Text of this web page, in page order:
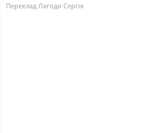
Переклад Лагоди Сергія